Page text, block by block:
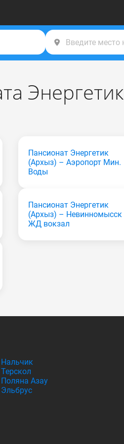
Энергетик
Пансионат Энергетик
(Apxыз) – Аэропорт Мин.
Воды
Пансионат Энергетик
(Apxыз) – Невинномысск
ЖД вокзал
Нальчик
Терскол
Поляна Азау
Эльбрус